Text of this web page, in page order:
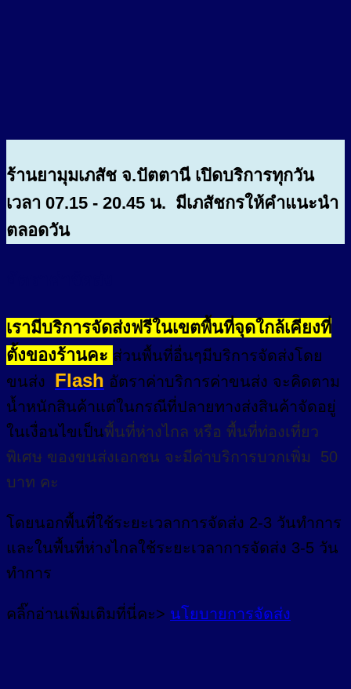
ร้านยามุมเภสัช จ.ปัตตานี เปิดบริการทุกวัน
เวลา 07.15 - 20.45 น. มีเภสัชกรให้คำแนะนำ
ตลอดวัน
เรามีบริการจัดส่งฟรีในเขตพื้นที่จุดใกล้เคียงที่
ตั้งของร้านคะ ส่วนพื้นที่อื่นๆมีบริการจัดส่งโดย
ขนส่ง Flash อัตราค่าบริการค่าขนส่ง จะคิดตาม
น้ำหนักสินค้าแต่ในกรณีที่ปลายทางส่งสินค้าจัดอยู่
ในเงื่อนไขเป็นพื้นที่ห่างไกล หรือ พื้นที่ท่องเที่ยว
พิเศษ ของขนส่งเอกชน จะมีค่าบริการบวกเพิ่ม 50
บาท คะ
โดยนอกพื้นที่ใช้ระยะเวลาการจัดส่ง 2-3 วันทำการ
และในพื้นที่ห่างไกลใช้ระยะเวลาการจัดส่ง 3-5 วัน
ทำการ
คลิ๊กอ่านเพิ่มเติมที่นี่คะ> นโยบายการจัดส่ง